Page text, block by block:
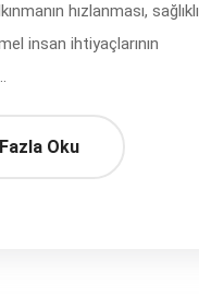
hızlanması, sağlıklı
insan ihtiyaçlarının
Oku